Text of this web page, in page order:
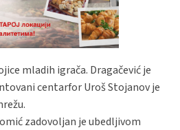
mladih igrača. Dragačević je
centarfor Uroš Stojanov je
zadovoljan je ubedljivom